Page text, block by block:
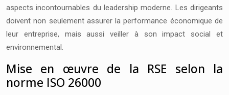
aspects incontournables du leadership moderne. Les dirigeants
doivent non seulement assurer la performance économique de
leur entreprise, mais aussi veiller à son impact social et
environnemental.
Mise en œuvre de la RSE selon la
norme ISO 26000